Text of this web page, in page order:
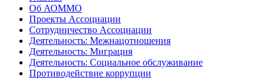
Об АОММО
Проекты Ассоциации
Сотрудничество Ассоциации
Деятельность: Межнацотношения
Деятельность: Миграция
Деятельность: Социальное обслуживание
Противодействие коррупции